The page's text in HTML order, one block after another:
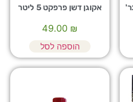
אקוגן דשן פרפקט 5 ליטר
₪
הוספה לסל